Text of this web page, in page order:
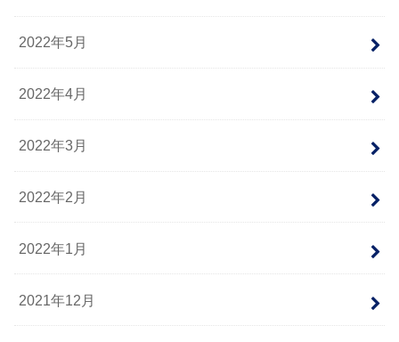
2022年5月
2022年4月
2022年3月
2022年2月
2022年1月
2021年12月